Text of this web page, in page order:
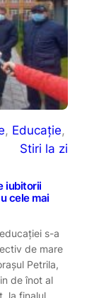
, Educație
Stiri la zi
iubitorii
cele mai
s-a
de mare
Petrila,
de înot al
la finalul